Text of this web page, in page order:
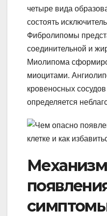
четыре вида
состоять
Фибролипомы
соединительной и
Миолипома
миоцитами.
кровеносных
определяется
Механизм